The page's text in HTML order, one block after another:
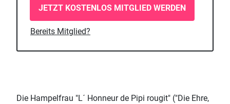
JETZT KOSTENLOS MITGLIED WERDEN
Bereits Mitglied?
Die Hampelfrau "L´ Honneur de Pipi rougit" ("Die Ehre,